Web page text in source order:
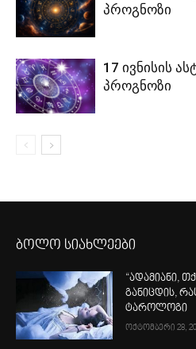
პროგნოზი
17 ივნისის
პროგნოზი
ბოლო სიახლეები
“ადამიანი,
განიცდის,
ტაროლოგი
ოქტომბერი 28,